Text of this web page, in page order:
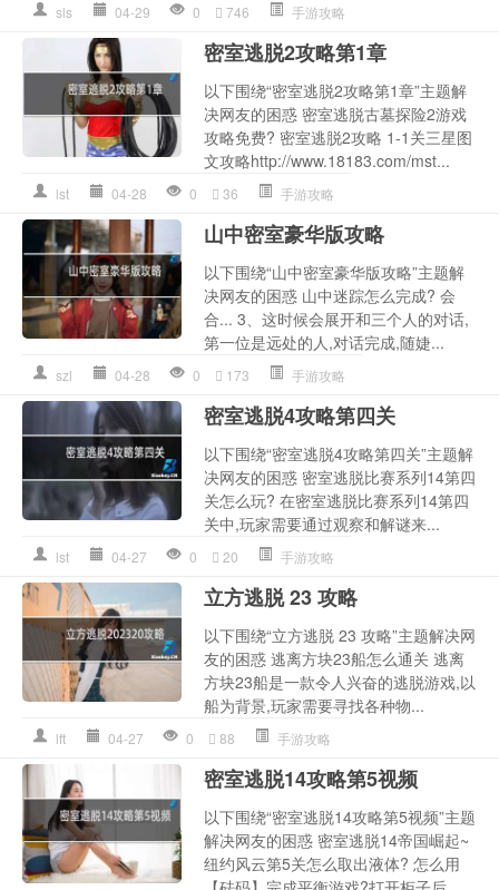
sls 04-29 0 746 手游攻略
密室逃脱2攻略第1章
以下围绕“密室逃脱2攻略第1章”主题解
决网友的困惑 密室逃脱古墓探险2游戏
攻略免费? 密室逃脱2攻略 1-1关三星图
文攻略http://www.18183.com/mst...
lst 04-28 0 36 手游攻略
山中密室豪华版攻略
以下围绕“山中密室豪华版攻略”主题解
决网友的困惑 山中迷踪怎么完成? 会
合... 3、这时候会展开和三个人的对话,
第一位是远处的人,对话完成,随婕...
szl 04-28 0 173 手游攻略
密室逃脱4攻略第四关
以下围绕“密室逃脱4攻略第四关”主题解
决网友的困惑 密室逃脱比赛系列14第四
关怎么玩? 在密室逃脱比赛系列14第四
关中,玩家需要通过观察和解谜来...
lst 04-27 0 20 手游攻略
立方逃脱 23 攻略
以下围绕“立方逃脱 23 攻略”主题解决网
友的困惑 逃离方块23船怎么通关 逃离
方块23船是一款令人兴奋的逃脱游戏,以
船为背景,玩家需要寻找各种物...
lft 04-27 0 88 手游攻略
密室逃脱14攻略第5视频
以下围绕“密室逃脱14攻略第5视频”主题
解决网友的困惑 密室逃脱14帝国崛起~
纽约风云第5关怎么取出液体? 怎么用